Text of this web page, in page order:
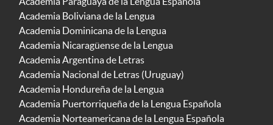
Academia Boliviana de la Lengua
Academia Dominicana de la Lengua
Academia Nicaragüense de la Lengua
Academia Argentina de Letras
Academia Nacional de Letras (Uruguay)
Academia Hondureña de la Lengua
Academia Puertorriqueña de la Lengua Española
Academia Norteamericana de la Lengua Española